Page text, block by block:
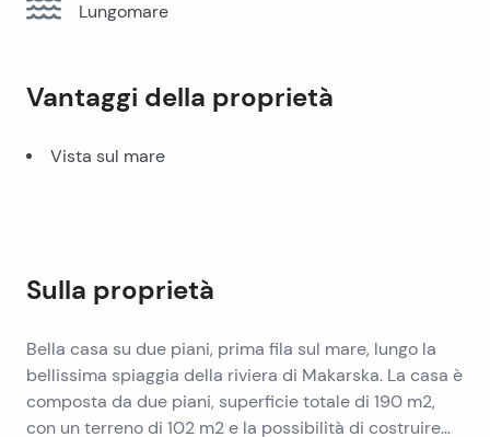
Lungomare
Vantaggi della proprietà
Vista sul mare
Sulla proprietà
Bella casa su due piani, prima fila sul mare, lungo la
bellissima spiaggia della riviera di Makarska. La casa è
composta da due piani, superficie totale di 190 m2,
con un terreno di 102 m2 e la possibilità di costruire